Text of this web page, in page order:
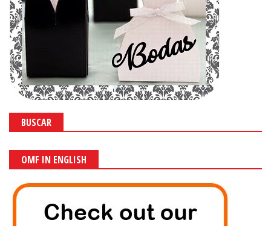
BUSCAR
OMF IN ENGLISH